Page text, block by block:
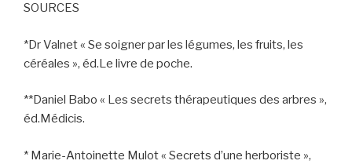
SOURCES
*Dr Valnet « Se soigner par les légumes, les fruits, les
céréales », éd.Le livre de poche.
**Daniel Babo « Les secrets thérapeutiques des arbres »,
éd.Médicis.
* Marie-Antoinette Mulot « Secrets d’une herboriste »,